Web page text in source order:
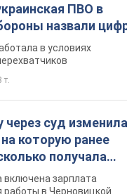
ПВО в
назвали
в условиях
т.
через суд изменила
которую ранее
получала
включена зарплата
работы в Черновицкой